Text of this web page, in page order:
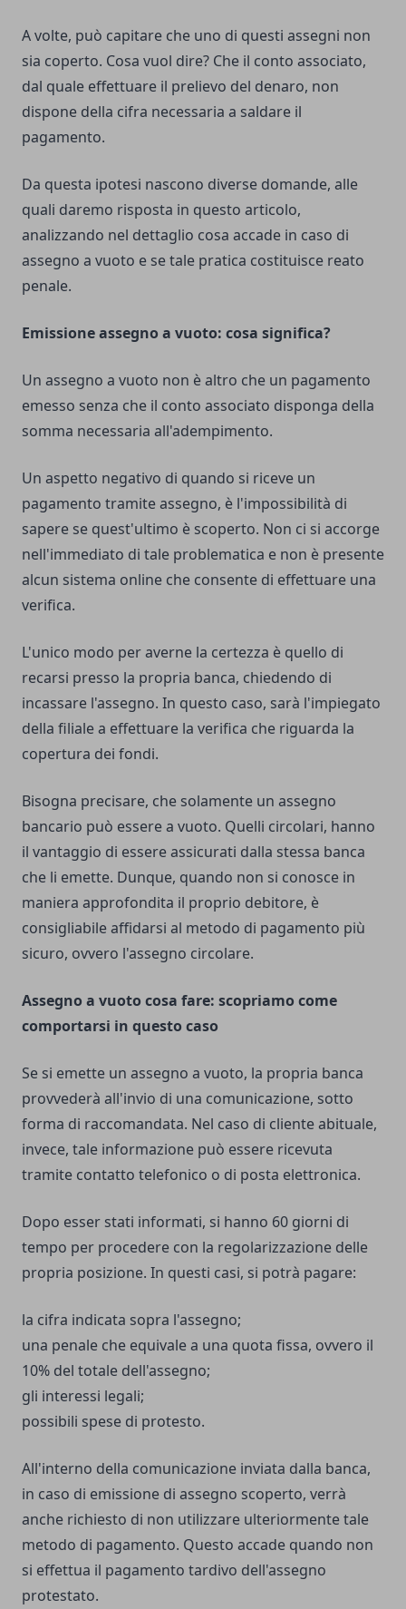
A volte, può capitare che uno di questi assegni non
sia coperto. Cosa vuol dire? Che il conto associato,
dal quale effettuare il prelievo del denaro, non
dispone della cifra necessaria a saldare il
pagamento.
Da questa ipotesi nascono diverse domande, alle
quali daremo risposta in questo articolo,
analizzando nel dettaglio cosa accade in caso di
assegno a vuoto e se tale pratica costituisce reato
penale.
Emissione assegno a vuoto: cosa significa?
Un assegno a vuoto non è altro che un pagamento
emesso senza che il conto associato disponga della
somma necessaria all'adempimento.
Un aspetto negativo di quando si riceve un
pagamento tramite assegno, è l'impossibilità di
sapere se quest'ultimo è scoperto. Non ci si accorge
nell'immediato di tale problematica e non è presente
alcun sistema online che consente di effettuare una
verifica.
L'unico modo per averne la certezza è quello di
recarsi presso la propria banca, chiedendo di
incassare l'assegno. In questo caso, sarà l'impiegato
della filiale a effettuare la verifica che riguarda la
copertura dei fondi.
Bisogna precisare, che solamente un assegno
bancario può essere a vuoto. Quelli circolari, hanno
il vantaggio di essere assicurati dalla stessa banca
che li emette. Dunque, quando non si conosce in
maniera approfondita il proprio debitore, è
consigliabile affidarsi al metodo di pagamento più
sicuro, ovvero l'assegno circolare.
Assegno a vuoto cosa fare: scopriamo come
comportarsi in questo caso
Se si emette un assegno a vuoto, la propria banca
provvederà all'invio di una comunicazione, sotto
forma di raccomandata. Nel caso di cliente abituale,
invece, tale informazione può essere ricevuta
tramite contatto telefonico o di posta elettronica.
Dopo esser stati informati, si hanno 60 giorni di
tempo per procedere con la regolarizzazione delle
propria posizione. In questi casi, si potrà pagare:
la cifra indicata sopra l'assegno;
una penale che equivale a una quota fissa, ovvero il
10% del totale dell'assegno;
gli interessi legali;
possibili spese di protesto.
All'interno della comunicazione inviata dalla banca,
in caso di emissione di assegno scoperto, verrà
anche richiesto di non utilizzare ulteriormente tale
metodo di pagamento. Questo accade quando non
si effettua il pagamento tardivo dell'assegno
protestato.